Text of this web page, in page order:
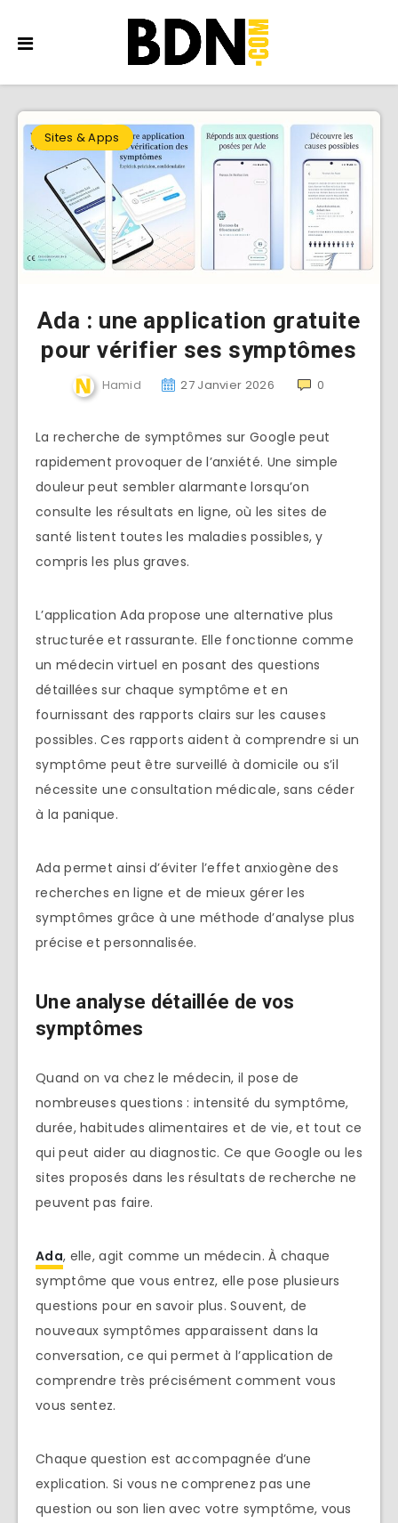
Sites & Apps
Ada : une application gratuite
pour vérifier ses symptômes
Hamid 27 Janvier 2026 0
La recherche de symptômes sur Google peut
rapidement provoquer de l’anxiété. Une simple
douleur peut sembler alarmante lorsqu’on
consulte les résultats en ligne, où les sites de
santé listent toutes les maladies possibles, y
compris les plus graves.
L’application Ada propose une alternative plus
structurée et rassurante. Elle fonctionne comme
un médecin virtuel en posant des questions
détaillées sur chaque symptôme et en
fournissant des rapports clairs sur les causes
possibles. Ces rapports aident à comprendre si un
symptôme peut être surveillé à domicile ou s’il
nécessite une consultation médicale, sans céder
à la panique.
Ada permet ainsi d’éviter l’effet anxiogène des
recherches en ligne et de mieux gérer les
symptômes grâce à une méthode d’analyse plus
précise et personnalisée.
Une analyse détaillée de vos
symptômes
Quand on va chez le médecin, il pose de
nombreuses questions : intensité du symptôme,
durée, habitudes alimentaires et de vie, et tout ce
qui peut aider au diagnostic. Ce que Google ou les
sites proposés dans les résultats de recherche ne
peuvent pas faire.
Ada, elle, agit comme un médecin. À chaque
symptôme que vous entrez, elle pose plusieurs
questions pour en savoir plus. Souvent, de
nouveaux symptômes apparaissent dans la
conversation, ce qui permet à l’application de
comprendre très précisément comment vous
vous sentez.
Chaque question est accompagnée d’une
explication. Si vous ne comprenez pas une
question ou son lien avec votre symptôme, vous